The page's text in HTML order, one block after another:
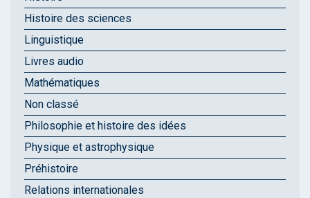
Histoire des sciences
Linguistique
Livres audio
Mathématiques
Non classé
Philosophie et histoire des idées
Physique et astrophysique
Préhistoire
Relations internationales